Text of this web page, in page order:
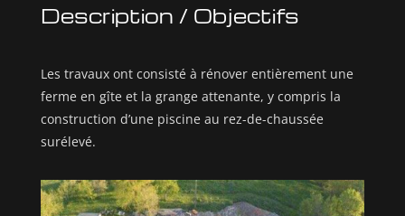
Description / Objectifs
Les travaux ont consisté à rénover entièrement une
ferme en gîte et la grange attenante, y compris la
construction d’une piscine au rez-de-chaussée
surélevé.